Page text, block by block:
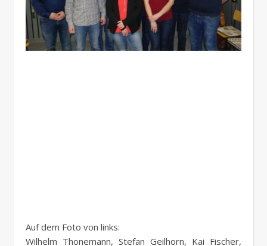
Auf dem Foto von links:
Wilhelm Thonemann, Stefan Geilhorn, Kai Fischer,